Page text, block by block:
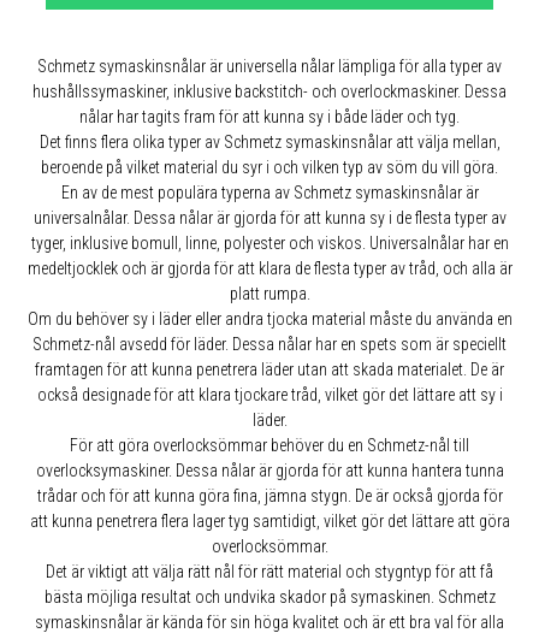
Schmetz symaskinsnålar är universella nålar lämpliga för alla typer av
hushållssymaskiner, inklusive backstitch- och overlockmaskiner. Dessa
nålar har tagits fram för att kunna sy i både läder och tyg.
Det finns flera olika typer av Schmetz symaskinsnålar att välja mellan,
beroende på vilket material du syr i och vilken typ av söm du vill göra.
En av de mest populära typerna av Schmetz symaskinsnålar är
universalnålar. Dessa nålar är gjorda för att kunna sy i de flesta typer av
tyger, inklusive bomull, linne, polyester och viskos. Universalnålar har en
medeltjocklek och är gjorda för att klara de flesta typer av tråd, och alla är
platt rumpa.
Om du behöver sy i läder eller andra tjocka material måste du använda en
Schmetz-nål avsedd för läder. Dessa nålar har en spets som är speciellt
framtagen för att kunna penetrera läder utan att skada materialet. De är
också designade för att klara tjockare tråd, vilket gör det lättare att sy i
läder.
För att göra overlocksömmar behöver du en Schmetz-nål till
overlocksymaskiner. Dessa nålar är gjorda för att kunna hantera tunna
trådar och för att kunna göra fina, jämna stygn. De är också gjorda för
att kunna penetrera flera lager tyg samtidigt, vilket gör det lättare att göra
overlocksömmar.
Det är viktigt att välja rätt nål för rätt material och stygntyp för att få
bästa möjliga resultat och undvika skador på symaskinen. Schmetz
symaskinsnålar är kända för sin höga kvalitet och är ett bra val för alla